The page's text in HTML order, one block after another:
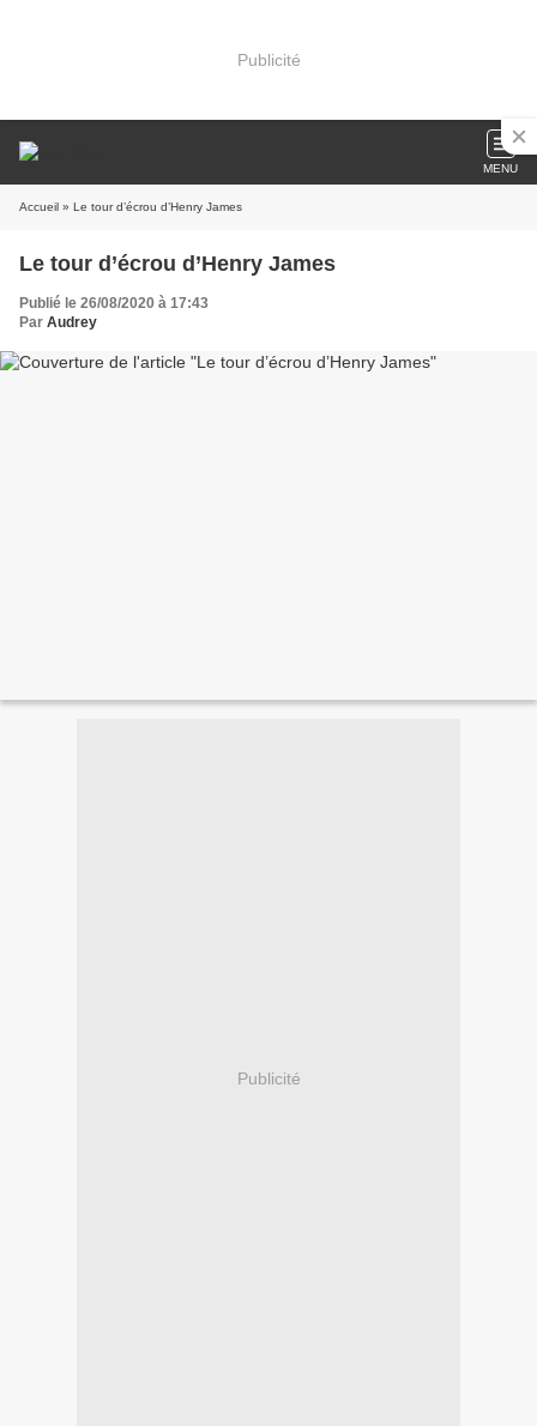
Publicité
MENU
Accueil » Le tour d’écrou d’Henry James
Le tour d’écrou d’Henry James
Publié le 26/08/2020 à 17:43
Par Audrey
Publicité